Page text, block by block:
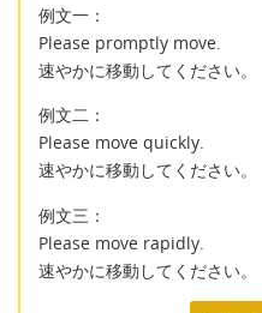
例文一：
Please promptly move.
速やかに移動してください。
例文二：
Please move quickly.
速やかに移動してください。
例文三：
Please move rapidly.
速やかに移動してください。